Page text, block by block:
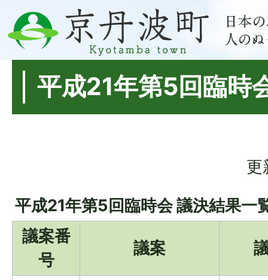
平成21年第5回臨時
更
平成21年第5回臨時会 議決結果一
議案番
号
議案